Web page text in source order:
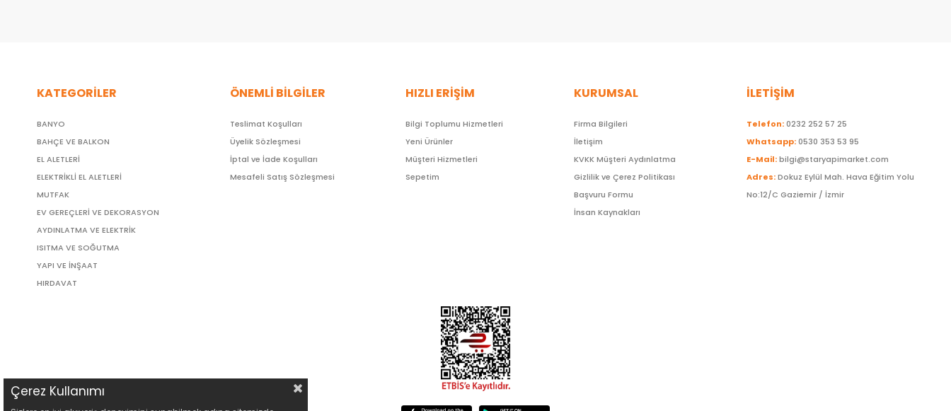
KATEGORİLER
BANYO
BAHÇE VE BALKON
EL ALETLERİ
ELEKTRİKLİ EL ALETLERİ
MUTFAK
EV GEREÇLERİ VE DEKORASYON
AYDINLATMA VE ELEKTRİK
ISITMA VE SOĞUTMA
YAPI VE İNŞAAT
HIRDAVAT
ÖNEMLİ BİLGİLER
Teslimat Koşulları
Üyelik Sözleşmesi
İptal ve İade Koşulları
Mesafeli Satış Sözleşmesi
HIZLI ERİŞİM
Bilgi Toplumu Hizmetleri
Yeni Ürünler
Müşteri Hizmetleri
Sepetim
KURUMSAL
Firma Bilgileri
İletişim
KVKK Müşteri Aydınlatma
Gizlilik ve Çerez Politikası
Başvuru Formu
İnsan Kaynakları
İLETİŞİM
Telefon:0232 252 57 25
Whatsapp:0530 353 53 95
E-Mail:bilgi@staryapimarket.com
Adres:Dokuz Eylül Mah. Hava Eğitim Yolu
No:12/C Gaziemir / İzmir
Çerez Kullanımı